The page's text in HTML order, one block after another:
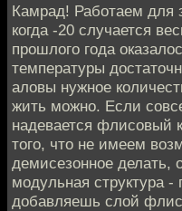
Камрад! Работаем для
когда -20 случается
прошлого года
температуры
аловы нужное
жить можно. Если
надевается флисовый
того, что не имеем
демисезонное делать,
модульная структура
добавляешь слой